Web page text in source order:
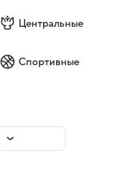
Центральные
Спортивные